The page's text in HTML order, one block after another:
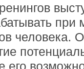
при
человека.
его